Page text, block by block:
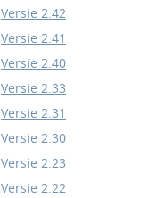
Versie 2.42
Versie 2.41
Versie 2.40
Versie 2.33
Versie 2.31
Versie 2.30
Versie 2.23
Versie 2.22